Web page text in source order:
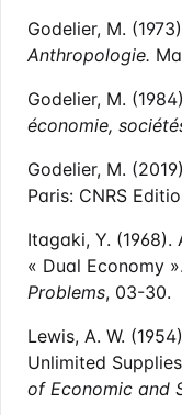
Godelier, M.
Anthropologie.
Godelier, M.
économie,
Godelier, M.
Paris: CNRS
Itagaki, Y.
« Dual Economy ».
Problems, 03-30.
Lewis, A. W.
Unlimited
of Economic and